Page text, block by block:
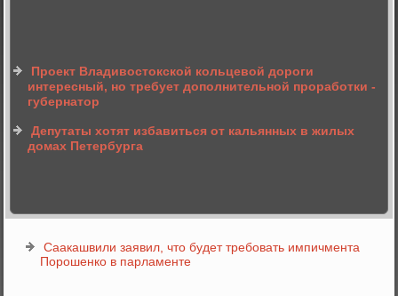
Проект Владивостокской кольцевой дороги
интересный, но требует дополнительной проработки -
губернатор
Депутаты хотят избавиться от кальянных в жилых
домах Петербурга
Саакашвили заявил, что будет требовать импичмента
Порошенко в парламенте